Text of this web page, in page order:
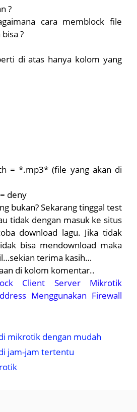
?
cara memblock file
?
di atas hanya kolom yang
= *.mp3* (file yang akan di
deny
bukan? Sekarang tinggal test
tidak dengan masuk ke situs
download lagu. Jika tidak
bisa mendownload maka
terima kasih…
di kolom komentar..
Client Server Mikrotik
Menggunakan Firewall
mikrotik dengan mudah
jam-jam tertentu